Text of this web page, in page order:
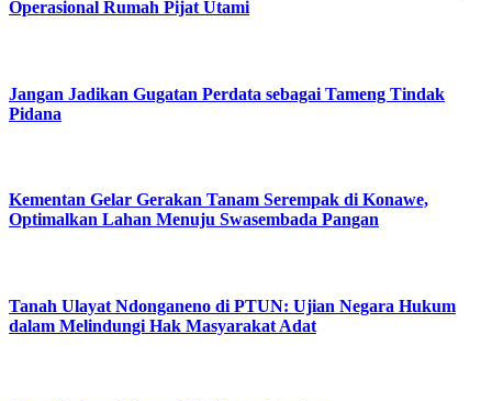
Operasional Rumah Pijat Utami
Jangan Jadikan Gugatan Perdata sebagai Tameng Tindak
Pidana
Kementan Gelar Gerakan Tanam Serempak di Konawe,
Optimalkan Lahan Menuju Swasembada Pangan
Tanah Ulayat Ndonganeno di PTUN: Ujian Negara Hukum
dalam Melindungi Hak Masyarakat Adat